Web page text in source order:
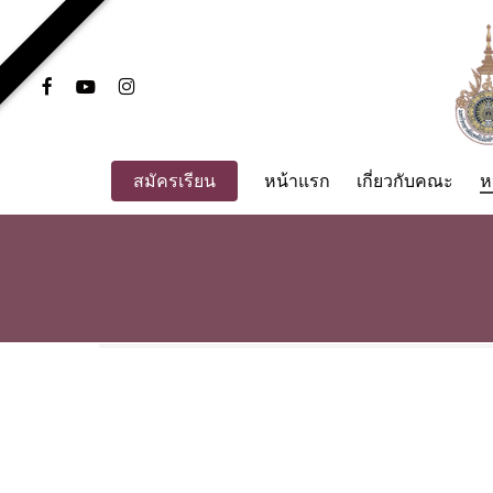
main
content
facebookyoutubeinstagram
สมัครเรียน หน้าแรก เกี่ยวกับคณะ